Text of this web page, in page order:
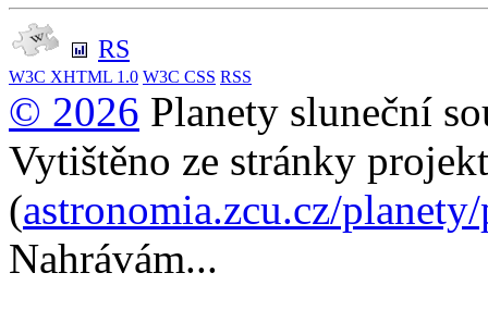
RS
W3C XHTML 1.0 W3C CSS RSS
© 2026 Planety sluneční
Vytištěno ze stránky
(astronomia.zcu.cz/
Nahrávám...